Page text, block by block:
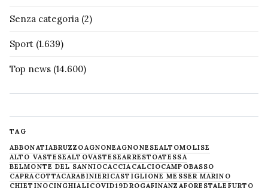
Senza categoria (2)
Sport (1.639)
Top news (14.600)
TAG
ABBONATIABRUZZOAGNONEAGNONESEALTOMOLISE
ALTO VASTESEALTOVASTESEARRESTOATESSA
BELMONTE DEL SANNIOCACCIACALCIOCAMPOBASSO
CAPRACOTTACARABINIERICASTIGLIONE MESSER MARINO
CHIETINOCINGHIALICOVID19DROGAFINANZAFORESTALE FURTO